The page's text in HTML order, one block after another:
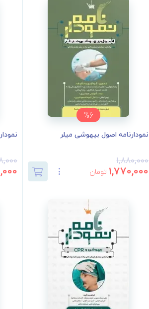
%6
نمودارنامه اصول بیهوشی میلر
1,880,000
1,770,000 تومان